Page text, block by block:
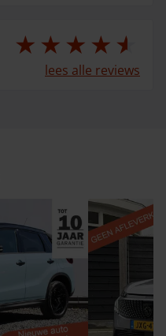
lees alle reviews